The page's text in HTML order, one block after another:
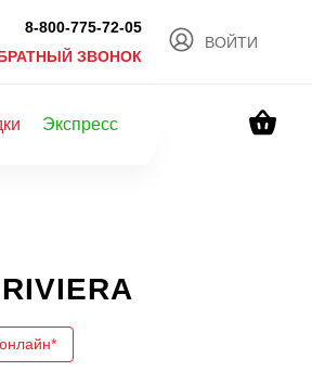
8-800-775-72-05
ЗВОНОК
ВОЙТИ
Экспресс